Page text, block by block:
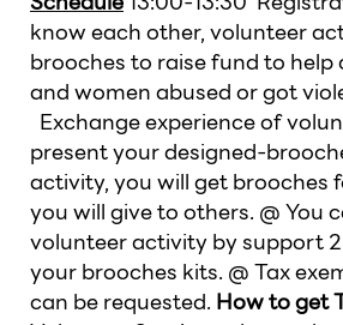
know each other, volunteer
brooches to raise fund to help
and women abused or got
Exchange experience of
present your designed-
activity, you will get brooches
you will give to others. @ You
volunteer activity by support
your brooches kits. @ Tax
can be requested. How to get